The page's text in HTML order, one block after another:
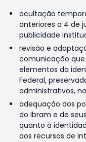
ocultação
anteriores a 4 de
publicidade
revisão e
comunicação
elementos da
Federal,
administrativos,
adequação dos
do Ibram e de
quanto à
aos recursos de